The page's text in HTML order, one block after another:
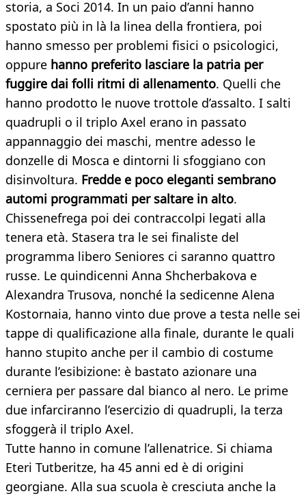
storia, a Soci 2014. In un paio d’anni hanno
spostato più in là la linea della frontiera, poi
hanno smesso per problemi fisici o psicologici,
oppure hanno preferito lasciare la patria per
fuggire dai folli ritmi di allenamento. Quelli che
hanno prodotto le nuove trottole d’assalto. I salti
quadrupli o il triplo Axel erano in passato
appannaggio dei maschi, mentre adesso le
donzelle di Mosca e dintorni li sfoggiano con
disinvoltura. Fredde e poco eleganti sembrano
automi programmati per saltare in alto.
Chissenefrega poi dei contraccolpi legati alla
tenera età. Stasera tra le sei finaliste del
programma libero Seniores ci saranno quattro
russe. Le quindicenni Anna Shcherbakova e
Alexandra Trusova, nonché la sedicenne Alena
Kostornaia, hanno vinto due prove a testa nelle sei
tappe di qualificazione alla finale, durante le quali
hanno stupito anche per il cambio di costume
durante l’esibizione: è bastato azionare una
cerniera per passare dal bianco al nero. Le prime
due infarciranno l’esercizio di quadrupli, la terza
sfoggerà il triplo Axel.
Tutte hanno in comune l’allenatrice. Si chiama
Eteri Tutberitze, ha 45 anni ed è di origini
georgiane. Alla sua scuola è cresciuta anche la